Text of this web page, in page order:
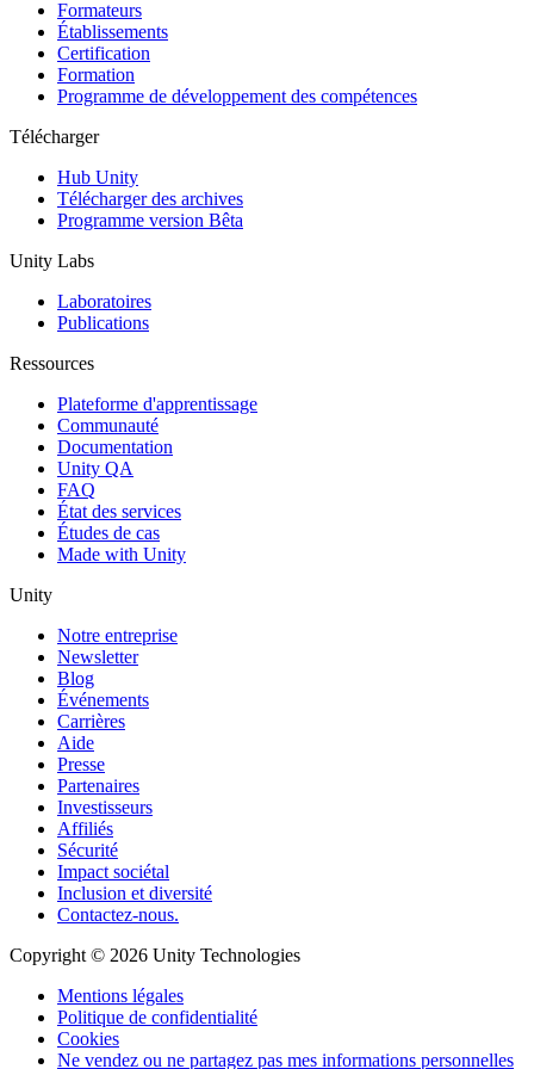
Jeux XR
Lancez des jeux XR sur plusieurs plateformes
Jeux multijoueur
Simplifiez le développement de jeux multijoueurs
Formateurs
Établissements
Certification
Formation
Programme de développement des compétences
Télécharger
Hub Unity
Télécharger des archives
Programme version Bêta
Unity Labs
Laboratoires
Publications
Ressources
Plateforme d'apprentissage
Communauté
Documentation
Unity QA
FAQ
État des services
Études de cas
Made with Unity
Unity
Notre entreprise
Newsletter
Blog
Événements
Carrières
Aide
Presse
Partenaires
Investisseurs
Affiliés
Sécurité
Impact sociétal
Inclusion et diversité
Contactez-nous.
Copyright © 2026 Unity Technologies
Mentions légales
Politique de confidentialité
Cookies
Ne vendez ou ne partagez pas mes informations personnelles